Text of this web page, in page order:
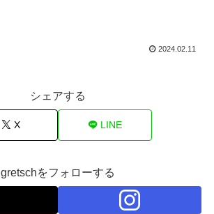
2024.02.11
シェアする
X LINE
gretschをフォローする